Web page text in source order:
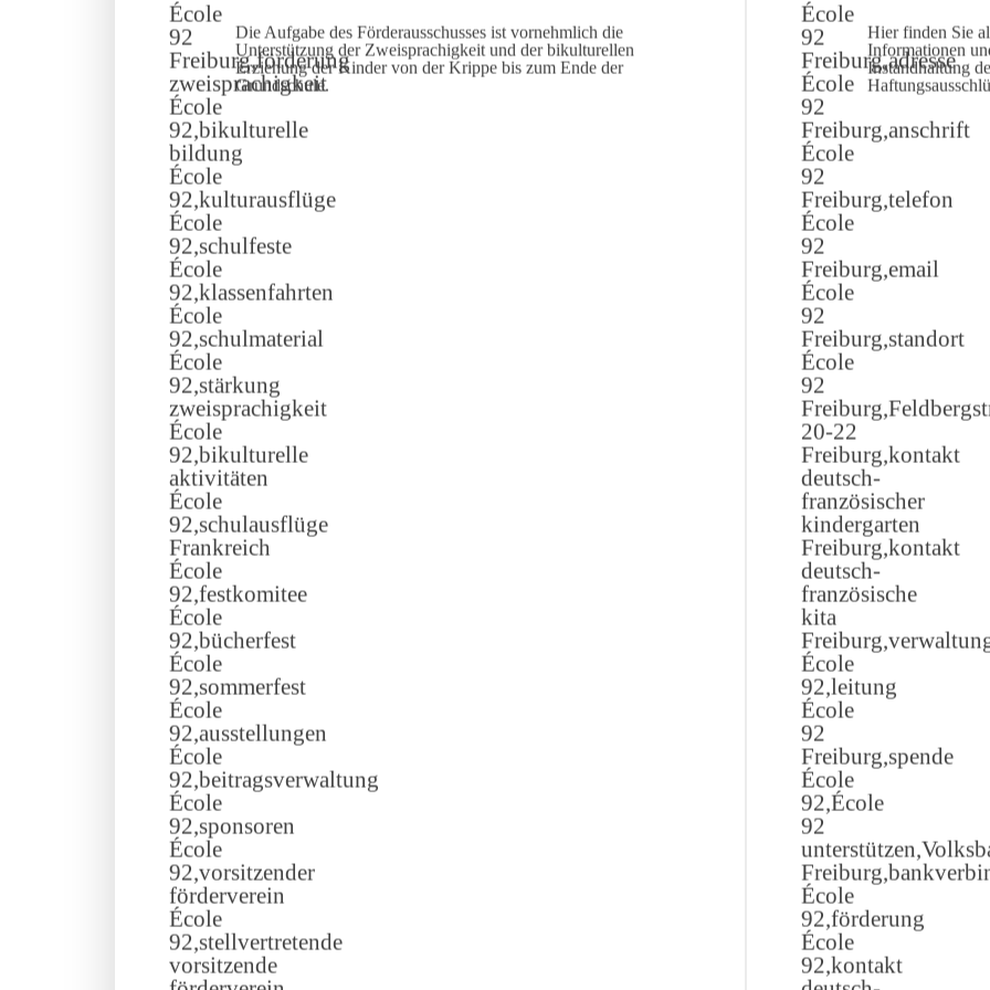
Die Aufgabe des Förderausschusses ist vornehmlich die
Unterstützung der Zweisprachigkeit und der bikulturellen
Erziehung der Kinder von der Krippe bis zum Ende der
Grundschule.
Hier finden Sie
Informationen
Instandhaltung